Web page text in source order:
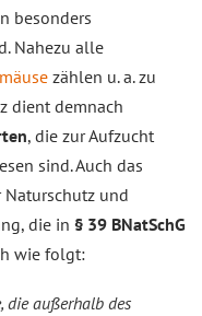
besonders
Nahezu alle
zählen u. a. zu
dient demnach
, die zur Aufzucht
sind. Auch das
und
die in § 39 BNatSchG
wie folgt:
die außerhalb des